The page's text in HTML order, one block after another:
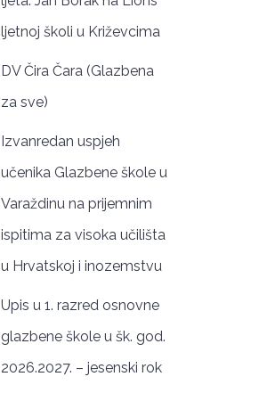
ljetnoj školi u Križevcima
DV Čira Čara (Glazbena
za sve)
Izvanredan uspjeh
učenika Glazbene škole u
Varaždinu na prijemnim
ispitima za visoka učilišta
u Hrvatskoj i inozemstvu
Upis u 1. razred osnovne
glazbene škole u šk. god.
2026.2027. – jesenski rok